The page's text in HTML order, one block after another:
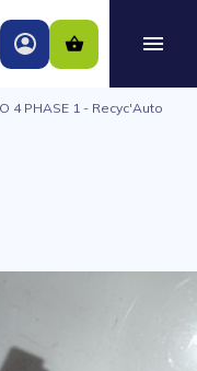
4 PHASE 1 - Recyc'Auto